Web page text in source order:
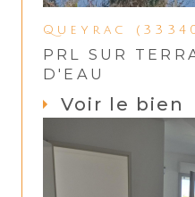
Queyrac
PRL SUR
D'EAU
Voir le bien